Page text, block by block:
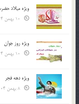
ویژه میلاد
ویژه روز جوان
ویژه دهه فجر